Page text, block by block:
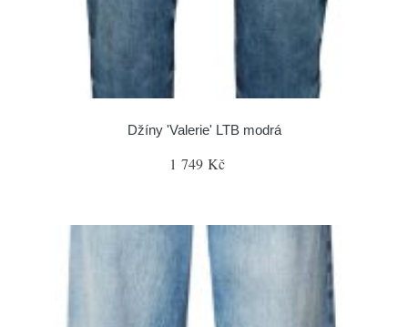
Džíny 'Valerie' LTB modrá
1 749 Kč